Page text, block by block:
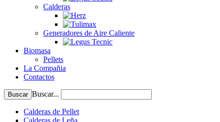
Calderas
Generadores de Aire Caliente
Biomasa
Pellets
La Compañia
Contactos
Buscar Buscar...
Calderas de Pellet
Calderas de Leña